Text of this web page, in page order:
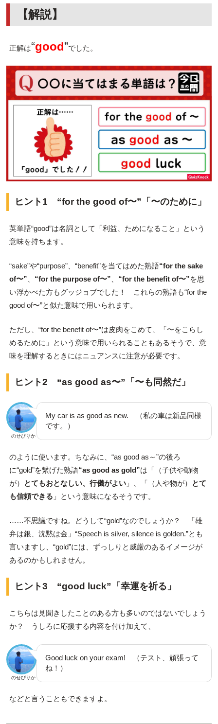
【解説】
正解は“good”でした。
ヒント1 “for the good of〜”「〜のために」
英単語“good”は名詞として「利益、ためになること」という
意味を持ちます。
“sake”や“purpose”、“benefit”を当てはめた熟語“for the sake
of〜”
“for the purpose of〜” “for the benefit of〜”を思
い浮かべた方もグッジョブでした！ これらの熟語も“for the
good of〜”と似た意味で用いられます。
ただし、“for the benefit of〜”は皮肉をこめて、「〜をこらし
めるために」という意味で用いられることもあるそうで、意
味を理解するときにはニュアンスに注意が必要です。
ヒント2 “as good as〜”「〜も同然だ」
のせぴりか
My car is as good as new. （私の車は新品同様
です。）
のように使います。ちなみに、“as good as～”の後ろ
に“gold”を繋げた熟語“as good as gold”は「（子供や動物
が）
とてもおとなしい、行儀がよい」、「（人や物が）
とて
も信頼できる 」という意味になるそうです。
……不思議ですね。どうして“gold”なのでしょうか？ 「雄
弁は銀、沈黙は金」“Speech is silver, silence is golden.”とも
言いますし、“gold”には、ずっしりと威厳のあるイメージが
あるのかもしれません。
ヒント3 “good luck”「幸運を祈る」
こちらは見聞きしたことのある方も多いのではないでしょう
か？ うしろに応援する内容を付け加えて、
のせぴりか
Good luck on your exam! （テスト、頑張って
ね！）
などと言うこともできますよ。